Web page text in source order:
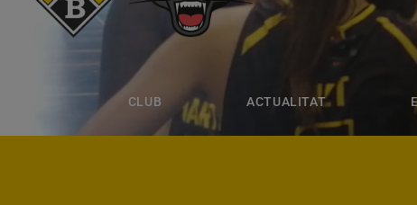
CLUB ACTUALITAT
ACTUALITAT